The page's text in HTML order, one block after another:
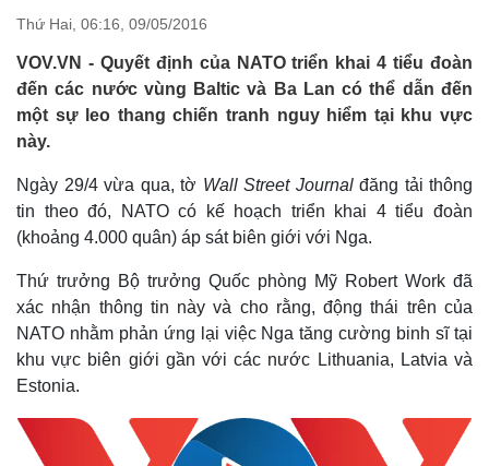
Nhận diện sự thật
Việc làm
Biển đảo
Thứ Hai, 06:16, 09/05/2016
VOV.VN - Quyết định của NATO triển khai 4 tiểu đoàn
đến các nước vùng Baltic và Ba Lan có thể dẫn đến
một sự leo thang chiến tranh nguy hiểm tại khu vực
này.
Ngày 29/4 vừa qua, tờ Wall Street Journal đăng tải thông
tin theo đó, NATO có kế hoạch triển khai 4 tiểu đoàn
(khoảng 4.000 quân) áp sát biên giới với Nga.
Thứ trưởng Bộ trưởng Quốc phòng Mỹ Robert Work đã
xác nhận thông tin này và cho rằng, động thái trên của
NATO nhằm phản ứng lại việc Nga tăng cường binh sĩ tại
khu vực biên giới gần với các nước Lithuania, Latvia và
Estonia.